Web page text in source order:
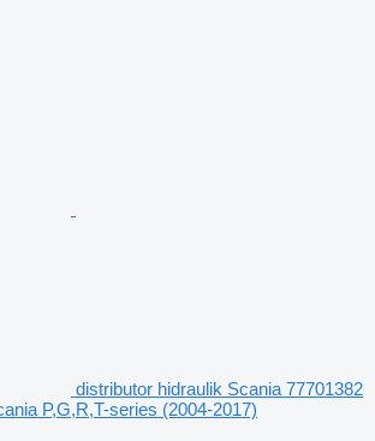
distributor hidraulik Scania 77701382
P,G,R,T-series (2004-2017)